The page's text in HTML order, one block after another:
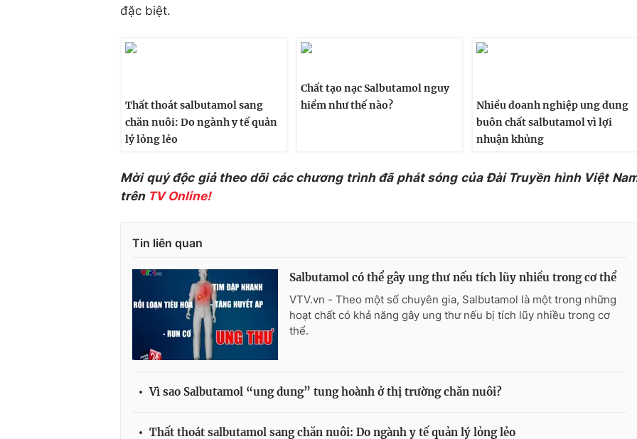
đặc biệt.
Thất thoát salbutamol sang
chăn nuôi: Do ngành y tế quản
lý lỏng lẻo
Chất tạo nạc Salbutamol nguy
hiểm như thế nào?
Nhiều doanh nghiệp ung dung
buôn chất salbutamol vì lợi
nhuận khủng
Mời quý độc giả theo dõi các chương trình đã phát sóng của Đài Truyền hình Việt
trên TV Online!
Tin liên quan
Salbutamol có thể gây ung thư nếu tích lũy nhiều trong cơ thể
VTV.vn - Theo một số chuyên gia, Salbutamol là một trong những
hoạt chất có khả năng gây ung thư nếu bị tích lũy nhiều trong cơ
thể.
Vì sao Salbutamol “ung dung” tung hoành ở thị trường chăn nuôi?
Thất thoát salbutamol sang chăn nuôi: Do ngành y tế quản lý lỏng lẻo